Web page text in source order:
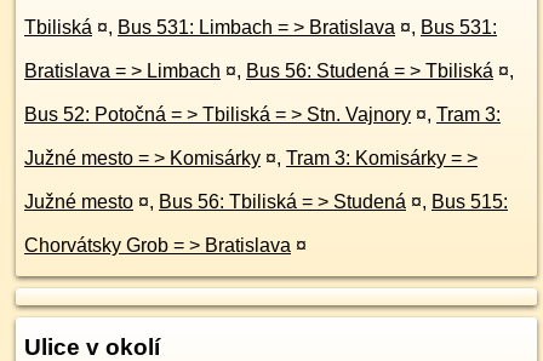
Tbiliská ¤, Bus 531: Limbach = > Bratislava ¤, Bus 531:
Bratislava = > Limbach ¤, Bus 56: Studená = > Tbiliská ¤,
Bus 52: Potočná = > Tbiliská = > Stn. Vajnory ¤, Tram 3:
Južné mesto = > Komisárky ¤, Tram 3: Komisárky = >
Južné mesto ¤, Bus 56: Tbiliská = > Studená ¤, Bus 515:
Chorvátsky Grob = > Bratislava ¤
Ulice v okolí